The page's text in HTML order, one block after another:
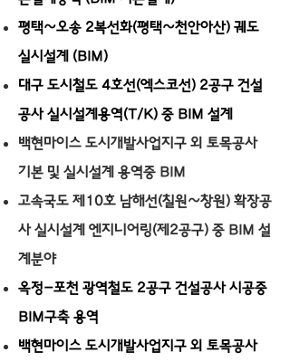
평택~오송 2복선화(평택~천안아산) 궤도
실시설계 (BIM)
대구 도시철도 4호선(엑스코선) 2공구 건설
공사 실시설계용역(T/K) 중 BIM 설계
백현마이스 도시개발사업지구 외 토목공사
기본 및 실시설계 용역중 BIM
고속국도 제10호 남해선(칠원~창원) 확장공
사실시설계 엔지니어링(제2공구) 중 BIM 설
계분야
옥정-포천 광역철도 2공구 건설공사 시공중
BIM구축 용역
백현마이스 도시개발사업지구 외 토목공사